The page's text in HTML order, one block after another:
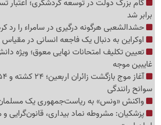
برابر شد
حشدالشعبی هرگونه درگیری در سامراء را رد
اوکراین به دنبال یک فاجعه انسانی در
غایبین موجه
سوانح رانندگی
واکنش «ونس» به ریاست‌جمهوری یک
پزشکیان: مشروطه نماد بیداری، قانون‌گرایی